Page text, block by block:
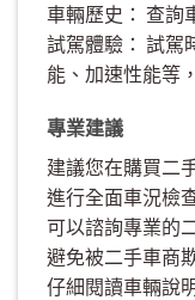
車輛歷史： 查詢
試駕體驗： 試駕
能、加速性能等
專業建議
建議您在購買二
進行全面車況檢
可以諮詢專業的
避免被二手車商
仔細閱讀車輛說